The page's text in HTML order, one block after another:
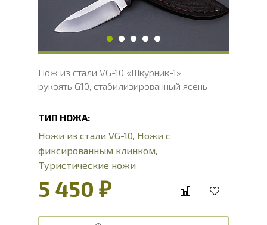
Толщина рукояти, мм
22
Твердость клинка, HRC
60 - 61 HRC
Нож из стали VG-10 «Шкурник-1»,
рукоять G10, стабилизированный ясень
ТИП НОЖА:
Ножи из стали VG-10, Ножи с
фиксированным клинком,
Туристические ножи
5 450 ₽